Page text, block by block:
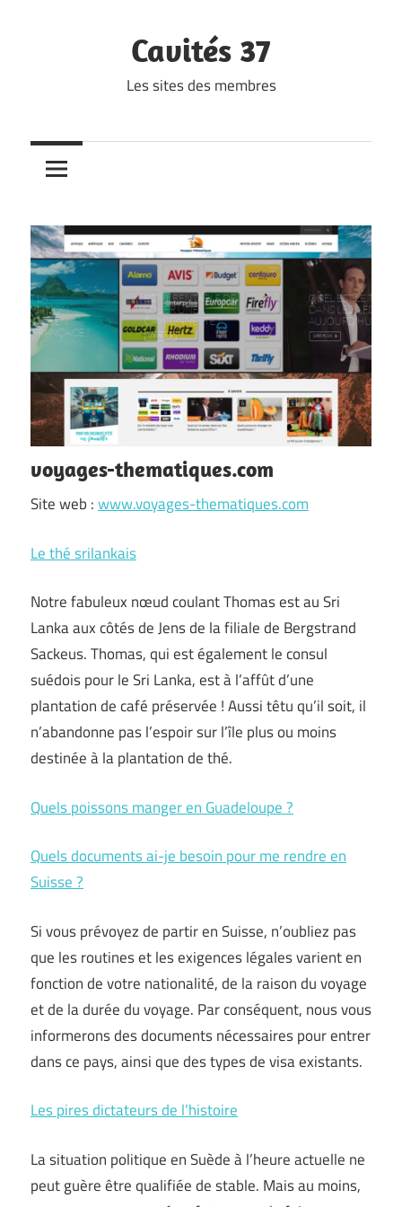
Cavités 37
Les sites des membres
voyages-thematiques.com
Site web :www.voyages-thematiques.com
Le thé srilankais
Notre fabuleux nœud coulant Thomas est au Sri
Lanka aux côtés de Jens de la filiale de Bergstrand
Sackeus. Thomas, qui est également le consul
suédois pour le Sri Lanka, est à l’affût d’une
plantation de café préservée ! Aussi têtu qu’il soit, il
n’abandonne pas l’espoir sur l’île plus ou moins
destinée à la plantation de thé.
Quels poissons manger en Guadeloupe ?
Quels documents ai-je besoin pour me rendre en
Suisse ?
Si vous prévoyez de partir en Suisse, n’oubliez pas
que les routines et les exigences légales varient en
fonction de votre nationalité, de la raison du voyage
et de la durée du voyage. Par conséquent, nous vous
informerons des documents nécessaires pour entrer
dans ce pays, ainsi que des types de visa existants.
Les pires dictateurs de l’histoire
La situation politique en Suède à l’heure actuelle ne
peut guère être qualifiée de stable. Mais au moins,